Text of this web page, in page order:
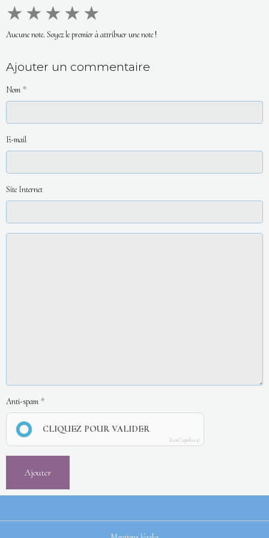
★ ★ ★ ★ ★
Aucune note. Soyez le premier à attribuer une note !
Ajouter un commentaire
Nom
E-mail
Site Internet
Anti-spam
CLIQUEZ POUR VALIDER
IconCaptcha ©
Ajouter